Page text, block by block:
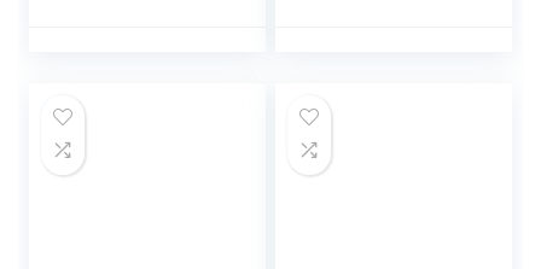
Anticipazione Dei
Giocattoli
Proiettori (3 Anni